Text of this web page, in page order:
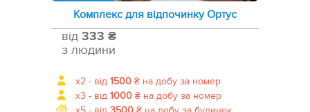
Комплекс для відпочинку Ортус
від 333 ₴
з людини
x2 - від 1500 ₴ на добу за номер
x3 - від 1000 ₴ на добу за номер